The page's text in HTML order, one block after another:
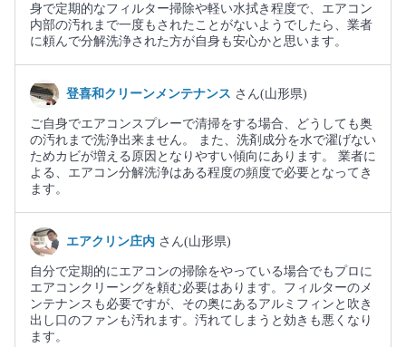
身で定期的なフィルター掃除や軽い水拭き程度で、エアコン
内部の汚れまで一度もされたことがないようでしたら、業者
に頼んで分解洗浄された方が自身も安心かと思います。
登喜和クリーンメンテナンス さん(山形県)
ご自身でエアコンスプレーで清掃をする場合、どうしても奥
の汚れまで洗浄出来ません。 また、洗剤成分を水で濯げない
ためカビが増える原因となりやすい傾向にあります。 業者に
よる、エアコン分解洗浄はある程度の頻度で必要となってき
ます。
エアクリン庄内 さん(山形県)
自分で定期的にエアコンの掃除をやっている場合でもプロに
エアコンクリーングを頼む必要はあります。フィルターのメ
ンテナンスも必要ですが、その奥にあるアルミフィンと吹き
出し口のファンも汚れます。汚れてしまうと効きも悪くなり
ます。